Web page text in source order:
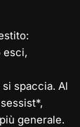
esci,
si spaccia. Al
generale.